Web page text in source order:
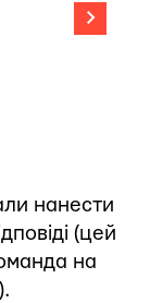
нанести
(цей
на